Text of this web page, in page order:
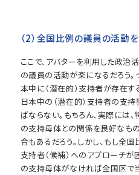
（2）全国比例の議員の活動
ここで、アバターを利用した政治
の議員の活動が楽になるだろう
本中に（潜在的）支持者が存在す
日本中の（潜在的）支持者の支
ばならない。もちろん、実際には
の支持母体との関係を良好なも
合もあるだろう。しかし、もし全
支持者（候補）へのアプローチが
の支持母体がなければ全国区で